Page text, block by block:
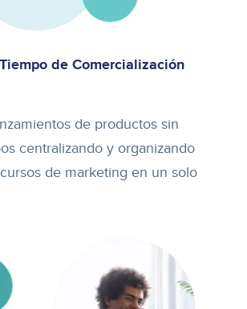
de Comercialización
de productos sin
centralizando y organizando
de marketing en un solo